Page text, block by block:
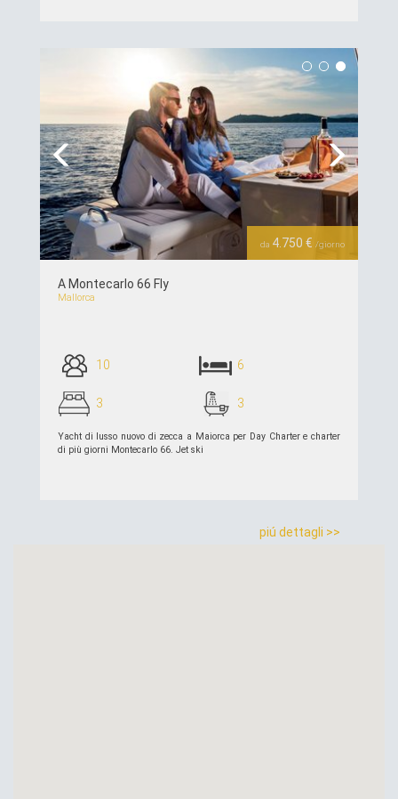
Previous Next
da 4.750 € /giorno
A Montecarlo 66 Fly
Mallorca
10 6
3 3
Yacht di lusso nuovo di zecca a Maiorca per Day Charter e charter
di più giorni Montecarlo 66. Jet ski
piú dettagli >>